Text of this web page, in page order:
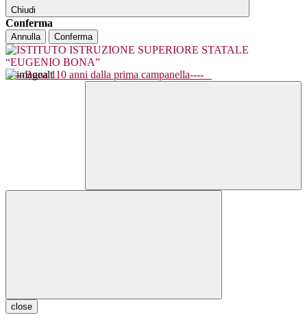
Chiudi
Conferma
Annulla Conferma
----Bona 110 anni dalla prima campanella----
close